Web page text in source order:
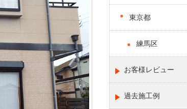
東京都
練馬区
お客様レビュー
過去施工例